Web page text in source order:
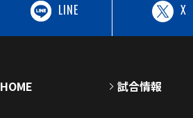
LINE X
HOME 試合情報